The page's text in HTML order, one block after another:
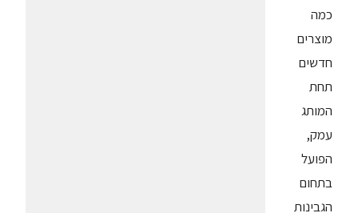
כמה
מוצרים
חדשים
תחת
המותג
עמק,
הפועל
בתחום
הגבינות